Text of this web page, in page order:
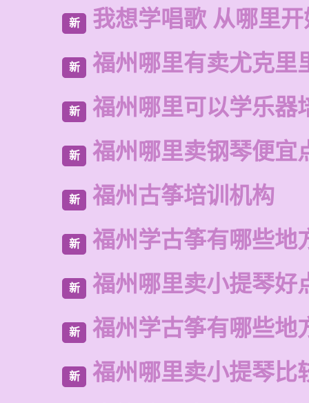
新 我想学唱歌 从哪里开
新 福州哪里有卖尤克里
新 福州哪里可以学乐器
新 福州哪里卖钢琴便宜
新 福州古筝培训机构
新 福州学古筝有哪些地
新 福州哪里卖小提琴好
新 福州学古筝有哪些地
新 福州哪里卖小提琴比